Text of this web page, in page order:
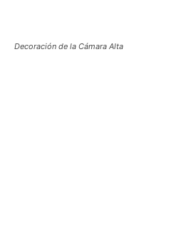
Decoración de la Cámara Alta